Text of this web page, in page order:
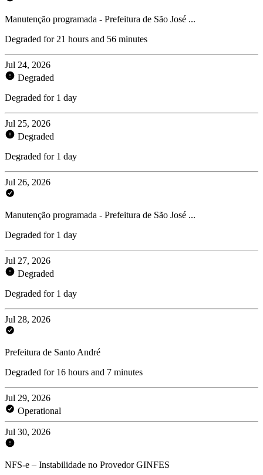
Manutenção programada - Prefeitura de São José ...
Degraded for 21 hours and 56 minutes
Jul 24, 2026
Degraded
Degraded for 1 day
Jul 25, 2026
Degraded
Degraded for 1 day
Jul 26, 2026
Manutenção programada - Prefeitura de São José ...
Degraded for 1 day
Jul 27, 2026
Degraded
Degraded for 1 day
Jul 28, 2026
Prefeitura de Santo André
Degraded for 16 hours and 7 minutes
Jul 29, 2026
Operational
Jul 30, 2026
NFS-e – Instabilidade no Provedor GINFES